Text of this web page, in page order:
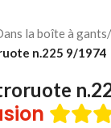
la boîte à gants/
n.225 9/1974